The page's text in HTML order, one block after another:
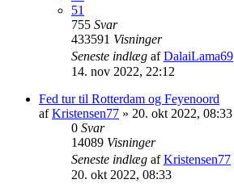
51
755 Svar
433591 Visninger
Seneste indlæg afDalaiLama69
14. nov 2022, 22:12
Fed tur til Rotterdam og Feyenoord
afKristensen77 » 20. okt 2022, 08:33
0 Svar
14089 Visninger
Seneste indlæg afKristensen77
20. okt 2022, 08:33